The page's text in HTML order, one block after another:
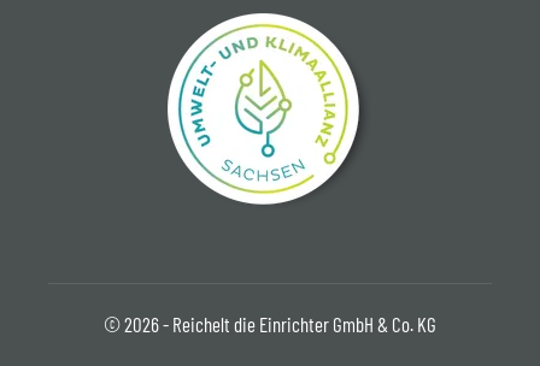
© 2026 - Reichelt die Einrichter GmbH & Co. KG